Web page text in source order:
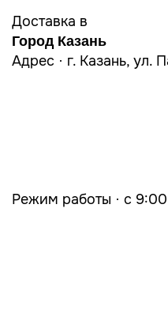
Доставка в
Город Казань
Адрес · г. Казань, ул.
Режим работы · с